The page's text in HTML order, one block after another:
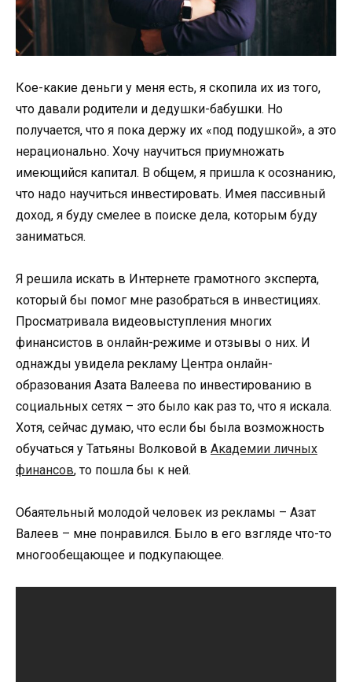
Кое-какие деньги у меня есть, я скопила их из того,
что давали родители и дедушки-бабушки. Но
получается, что я пока держу их «под подушкой», а это
нерационально. Хочу научиться приумножать
имеющийся капитал. В общем, я пришла к осознанию,
что надо научиться инвестировать. Имея пассивный
доход, я буду смелее в поиске дела, которым буду
заниматься.
Я решила искать в Интернете грамотного эксперта,
который бы помог мне разобраться в инвестициях.
Просматривала видеовыступления многих
финансистов в онлайн-режиме и отзывы о них. И
однажды увидела рекламу Центра онлайн-
образования Азата Валеева по инвестированию в
социальных сетях – это было как раз то, что я искала.
Хотя, сейчас думаю, что если бы была возможность
обучаться у Татьяны Волковой в Академии личных
финансов, то пошла бы к ней.
Обаятельный молодой человек из рекламы – Азат
Валеев – мне понравился. Было в его взгляде что-то
многообещающее и подкупающее.